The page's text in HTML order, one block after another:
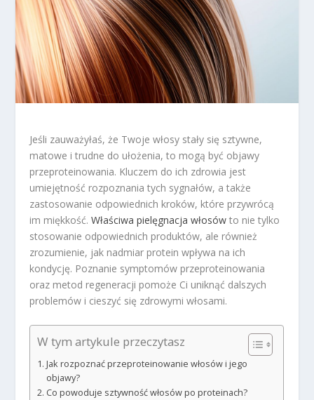
Jeśli zauważyłaś, że Twoje włosy stały się sztywne,
matowe i trudne do ułożenia, to mogą być objawy
przeproteinowania. Kluczem do ich zdrowia jest
umiejętność rozpoznania tych sygnałów, a także
zastosowanie odpowiednich kroków, które przywrócą
im miękkość.Właściwa pielęgnacja włosów to nie tylko
stosowanie odpowiednich produktów, ale również
zrozumienie, jak nadmiar protein wpływa na ich
kondycję. Poznanie symptomów przeproteinowania
oraz metod regeneracji pomoże Ci uniknąć dalszych
problemów i cieszyć się zdrowymi włosami.
W tym artykule przeczytasz
Jak rozpoznać przeproteinowanie włosów i jego
objawy?
Co powoduje sztywność włosów po proteinach?